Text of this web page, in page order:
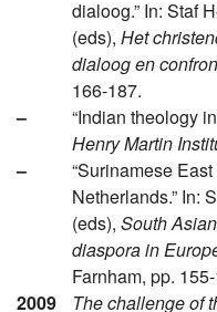
dialoog.” In: Staf
(eds), Het
dialoog en
166-187.
–
“Indian theology
Henry Martin
–
“Surinamese
Netherlands.” In:
(eds), South
diaspora in
Farnham, pp.
2009
The challenge of